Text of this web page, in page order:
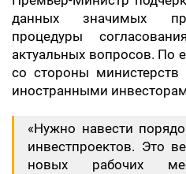
данных значимых
процедуры
актуальных вопросов. По
со стороны
иностранными
«Нужно навести
инвестпроектов. Это
новых рабочих